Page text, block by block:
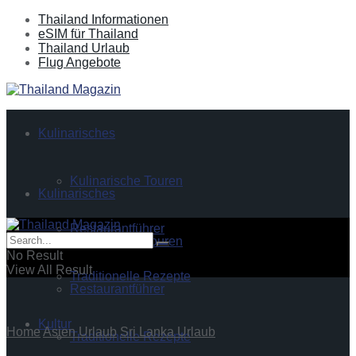
Thailand Informationen
eSIM für Thailand
Thailand Urlaub
Flug Angebote
Kulinarisches
Kulinarische Touren
Restaurantführer
Traditionelle Rezepte
Kultur
Kulinarisches
Kulinarische Touren
Restaurantführer
Traditionelle Rezepte
No Result
View All Result
HomeAsien Urlaub Sri Lanka Urlaub